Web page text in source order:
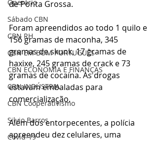
Operário
Sábado CBN
CBN RH
CBN EM BOM PORTUGUÊS
CBN ECONOMIA E FINANÇAS
CBN INDÚSTRIA
CBN Cooperativismo
Silvio Barros
Covid-19
de Ponta Grossa.
Foram apreendidos ao todo 1 quilo e
156 gramas de maconha, 345
gramas de skunk, 17 gramas de
haxixe, 245 gramas de crack e 73
gramas de cocaína. As drogas
estavam embaladas para
comercialização.
Além dos entorpecentes, a polícia
apreendeu dez celulares, uma